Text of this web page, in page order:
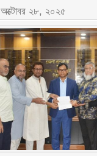
অক্টোবর ২৮, ২০২৫